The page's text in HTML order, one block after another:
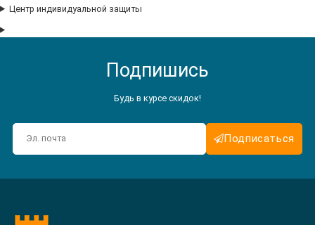
Центр индивидуальной защиты
Подпишись
Будь в курсе скидок!
Подписаться